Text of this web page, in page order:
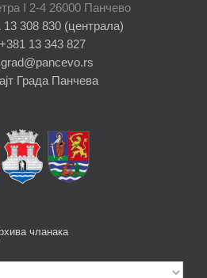
I 2-4 26000 Панчево
13 308 830 (централа)
+381 13 343 827
grad@pancevo.rs
Града Панчева
чланака